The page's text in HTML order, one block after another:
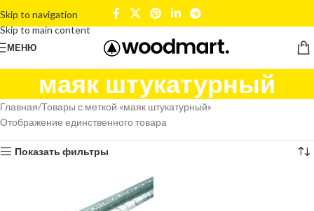
Skip to navigation
Skip to main content
МЕНЮ
маяк штукатурный
Главная Товары с меткой «маяк штукатурный»
Отображение единственного товара
Показать фильтры